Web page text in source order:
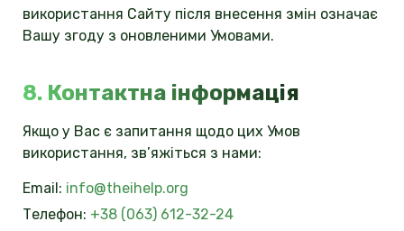
використання Сайту після внесення змін означає
Вашу згоду з оновленими Умовами.
8. Контактна інформація
Якщо у Вас є запитання щодо цих Умов
використання, зв’яжіться з нами:
Email: info@theihelp.org
Телефон: +38 (063) 612-32-24